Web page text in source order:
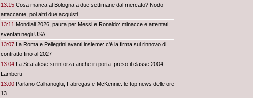
13:15 Cosa manca al Bologna a due settimane dal mercato? Nodo
attaccante, poi altri due acquisti
13:11 Mondiali 2026, paura per Messi e Ronaldo: minacce e attentati
sventati negli USA
13:07 La Roma e Pellegrini avanti insieme: c'è la firma sul rinnovo di
contratto fino al 2027
13:04 La Scafatese si rinforza anche in porta: preso il classe 2004
Lamberti
13:00 Parlano Calhanoglu, Fabregas e McKennie: le top news delle ore
13